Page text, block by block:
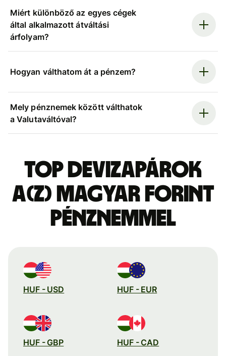
Miért különböző az egyes cégek
által alkalmazott átváltási
árfolyam?
Hogyan válthatom át a pénzem?
Mely pénznemek között válthatok
a Valutaváltóval?
Top devizapárok
a(z) magyar forint
pénznemmel
HUF - USD HUF - EUR
HUF - GBP HUF - CAD